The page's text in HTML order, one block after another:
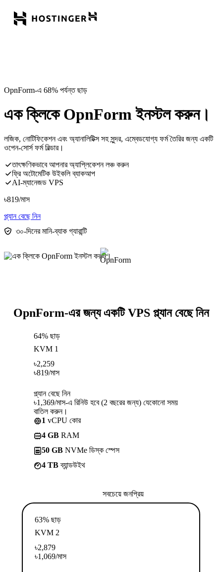
OpnForm-এ 68% পর্যন্ত ছাড়
এক ক্লিকে OpnForm ইনস্টল করুন।
লজিক, নোটিফিকেশন এবং অ্যানালিটিক্স সহ সুন্দর, এম্বেডযোগ্য ফর্ম তৈরির জন্য একটি
ওপেন-সোর্স ফর্ম বিল্ডার।
তাৎক্ষণিকভাবে আপনার অ্যাপ্লিকেশন লঞ্চ করুন
ফ্রি অটোমেটিক উইকলি ব্যাকআপ
AI-ম্যানেজড VPS
৳819/মাস
প্ল্যান বেছে নিন
৩০-দিনের মানি-ব্যাক গ্যারান্টি
OpnForm-এর জন্য একটি VPS প্ল্যান বেছে নিন
64% ছাড়
KVM 1
৳2,259
৳819/মাস
প্ল্যান বেছে নিন
৳1,369/মাস-এ রিনিউ হবে (2 বছরের জন্য) যেকোনো সময়
বাতিল করুন।
1 vCPU কোর
4 GB RAM
50 GB NVMe ডিস্ক স্পেস
4 TBব্যান্ডউইথ
সবচেয়ে জনপ্রিয়
63% ছাড়
KVM 2
৳2,879
৳1,069/মাস